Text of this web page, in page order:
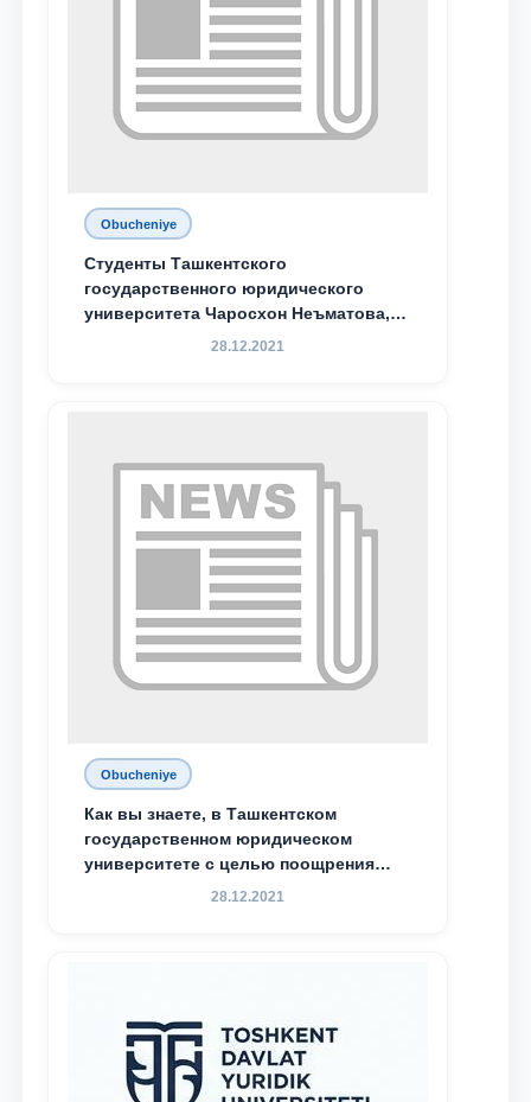
Obucheniye
Студенты Ташкентского
государственного юридического
университета Чаросхон Неъматова,
Севдо Хакимходжаева, Анбарой
специальной стипендии имени
Хадичи Сулеймановой.
28.12.2021
Obucheniye
Как вы знаете, в Ташкентском
государственном юридическом
университете с целью поощрения
талантливых, активных и
28.12.2021